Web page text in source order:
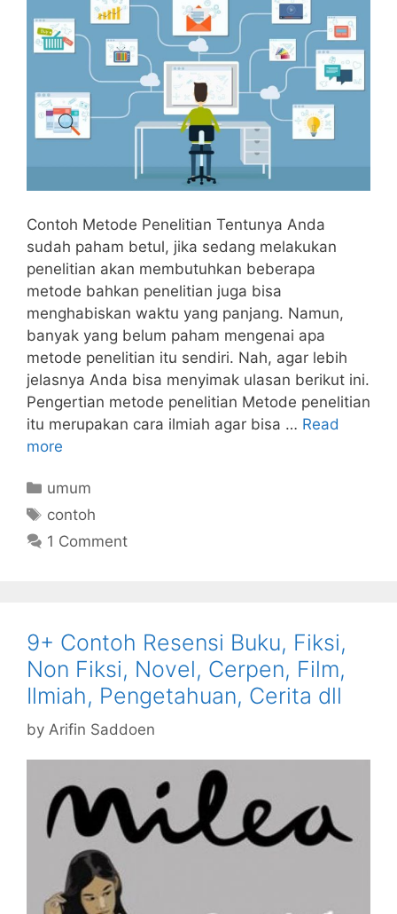
Contoh Metode Penelitian Tentunya Anda
sudah paham betul, jika sedang melakukan
penelitian akan membutuhkan beberapa
metode bahkan penelitian juga bisa
menghabiskan waktu yang panjang. Namun,
banyak yang belum paham mengenai apa
metode penelitian itu sendiri. Nah, agar lebih
jelasnya Anda bisa menyimak ulasan berikut ini.
Pengertian metode penelitian Metode penelitian
itu merupakan cara ilmiah agar bisa … Read
more
Categories
umum
Tags
contoh
1 Comment
9+ Contoh Resensi Buku, Fiksi,
Non Fiksi, Novel, Cerpen, Film,
Ilmiah, Pengetahuan, Cerita dll
by Arifin Saddoen